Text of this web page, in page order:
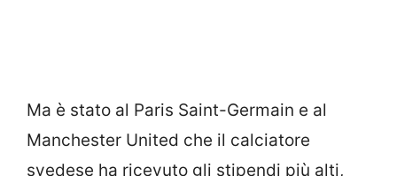
Ma è stato al Paris Saint-Germain e al
Manchester United che il calciatore
svedese ha ricevuto gli stipendi più alti,